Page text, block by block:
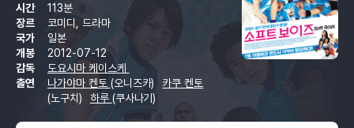
시간
113분
장르
코미디, 드라마
국가
일본
개봉
2012-07-12
감독
도요시마 케이스케
출연
나가야마 켄토 (오니즈카)
카쿠 켄토
(노구치)
하루 (쿠사나기)